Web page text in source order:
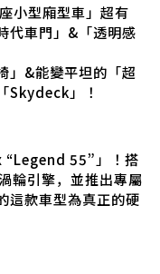
小型廂型車」超有
代車門」&「透明感
」&能變平坦的「超
Skydeck」！
“Legend 55”」！搭
輪引擎，並推出專屬
這款車型為真正的硬